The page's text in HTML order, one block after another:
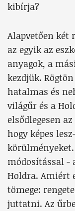
kibírja?
Alapvetően két
az egyik az
anyagok, a
kezdjük.
hatalmas és
világűr és a
elsődlegesen
hogy képes
körülményeket.
módosítással
Holdra. Amiért
tömege:
juttatni. Az